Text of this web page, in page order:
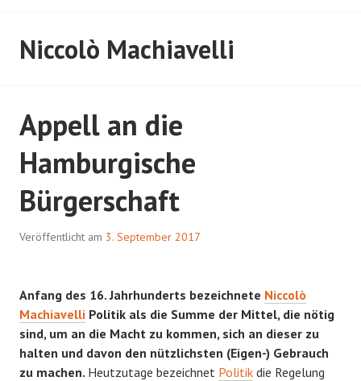
Niccolò Machiavelli
Appell an die
Hamburgische
Bürgerschaft
Veröffentlicht am 3. September 2017
Anfang des 16. Jahrhunderts bezeichnete Niccolò
Machiavelli Politik als die Summe der Mittel, die nötig
sind, um an die Macht zu kommen, sich an dieser zu
halten und davon den nützlichsten (Eigen-) Gebrauch
zu machen. Heutzutage bezeichnet Politik die Regelung